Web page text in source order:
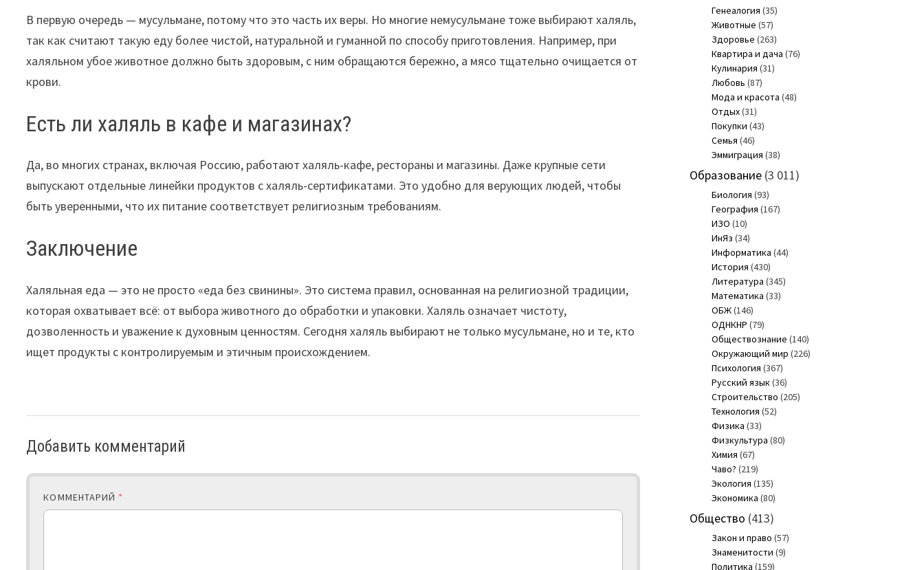
В первую очередь — мусульмане, потому что это часть их веры. Но многие немусульмане тоже выбирают халяль,
так как считают такую еду более чистой, натуральной и гуманной по способу приготовления. Например, при
халяльном убое животное должно быть здоровым, с ним обращаются бережно, а мясо тщательно очищается от
крови.
Есть ли халяль в кафе и магазинах?
Да, во многих странах, включая Россию, работают халяль-кафе, рестораны и магазины. Даже крупные сети
выпускают отдельные линейки продуктов с халяль-сертификатами. Это удобно для верующих людей, чтобы
быть уверенными, что их питание соответствует религиозным требованиям.
Заключение
Халяльная еда — это не просто «еда без свинины». Это система правил, основанная на религиозной традиции,
которая охватывает всё: от выбора животного до обработки и упаковки. Халяль означает чистоту,
дозволенность и уважение к духовным ценностям. Сегодня халяль выбирают не только мусульмане, но и те, кто
ищет продукты с контролируемым и этичным происхождением.
Добавить комментарий
КОММЕНТАРИЙ *
Генеалогия (35)
Животные (57)
Здоровье (263)
Квартира и дача (76)
Кулинария (31)
Любовь (87)
Мода и красота (48)
Отдых(31)
Покупки (43)
Семья (46)
Эммиграция (38)
Образование(3 011)
Биология (93)
География (167)
ИЗО (10)
ИнЯз (34)
Информатика (44)
История (430)
Литература (345)
Математика (33)
ОБЖ(146)
ОДНКНР (79)
Обществознание (140)
Окружающий мир (226)
Психология (367)
Русский язык(36)
Строительство (205)
Технология (52)
Физика (33)
Физкультура (80)
Химия (67)
Чаво? (219)
Экология (135)
Экономика (80)
Общество (413)
Закон и право (57)
Знаменитости (9)
Политика (159)